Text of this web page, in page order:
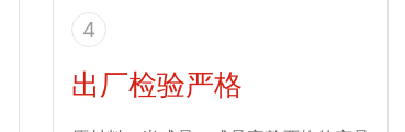
4
出厂检验严格